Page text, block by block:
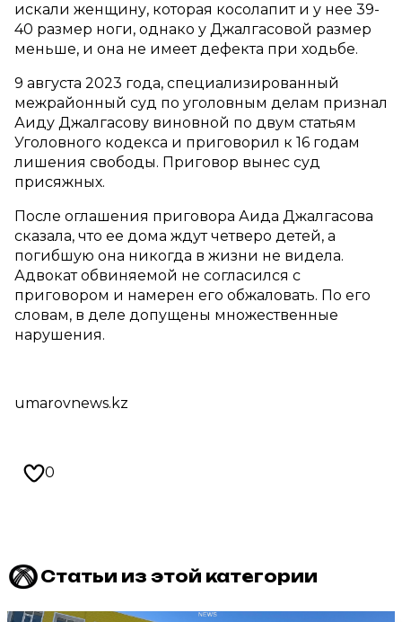
искали женщину, которая косолапит и у нее 39-
40 размер ноги, однако у Джалгасовой размер
меньше, и она не имеет дефекта при ходьбе.
9 августа 2023 года, специализированный
межрайонный суд по уголовным делам признал
Аиду Джалгасову виновной по двум статьям
Уголовного кодекса и приговорил к 16 годам
лишения свободы. Приговор вынес суд
присяжных.
После оглашения приговора Аида Джалгасова
сказала, что ее дома ждут четверо детей, а
погибшую она никогда в жизни не видела.
Адвокат обвиняемой не согласился с
приговором и намерен его обжаловать. По его
словам, в деле допущены множественные
нарушения.
umarovnews.kz
0
Статьи из этой категории